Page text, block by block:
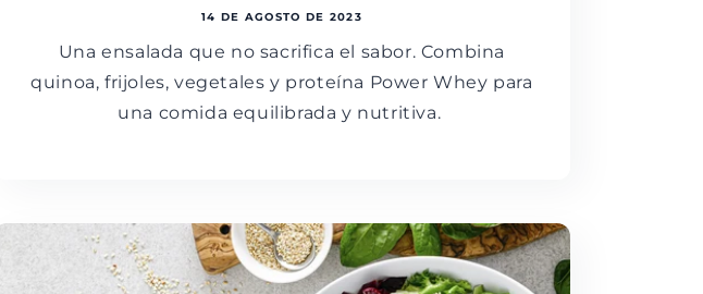
14 DE AGOSTO DE 2023
Una ensalada que no sacrifica el sabor. Combina
quinoa, frijoles, vegetales y proteína Power Whey para
una comida equilibrada y nutritiva.